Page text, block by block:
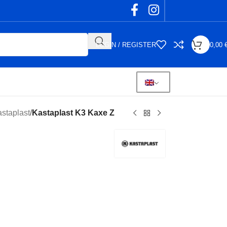
LOGIN / REGISTER 0,00
/Kastaplast K3 Kaxe Z